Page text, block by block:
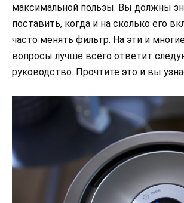
максимальной пользы. Вы должны
поставить, когда и на сколько его
часто менять фильтр. На эти и
вопросы лучше всего ответит
руководство. Прочтите это и вы